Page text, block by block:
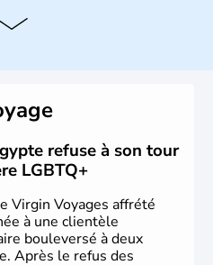
les fondations de l'Empire
l'Anatolie et la Thrace
République est proclamée
remplace alors Istanbul au
refuse à son tour
LGBTQ+
Virgin Voyages affrété
à une clientèle
bouleversé à deux
Après le refus des